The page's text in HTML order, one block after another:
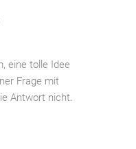
eine tolle Idee
Frage mit
Antwort nicht.